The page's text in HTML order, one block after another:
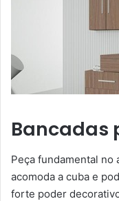
Bancadas
Peça fundamental no
acomoda a cuba e
forte poder